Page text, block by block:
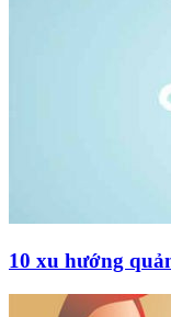
10 xu hướng